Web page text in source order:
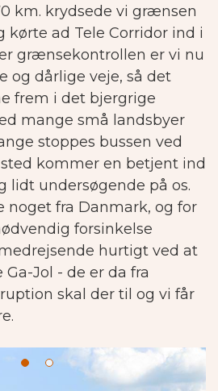
km. krydsede vi grænsen
kørte ad Tele Corridor ind i
grænsekontrollen er vi nu
og dårlige veje, så det
frem i det bjergrige
mange små landsbyer
stoppes bussen ved
kommer en betjent ind
lidt undersøgende på os.
noget fra Danmark, og for
forsinkelse
hurtigt ved at
Jol - de er da fra
skal der til og vi får